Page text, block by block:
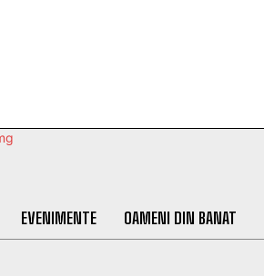
EVENIMENTE OAMENI DIN BANAT